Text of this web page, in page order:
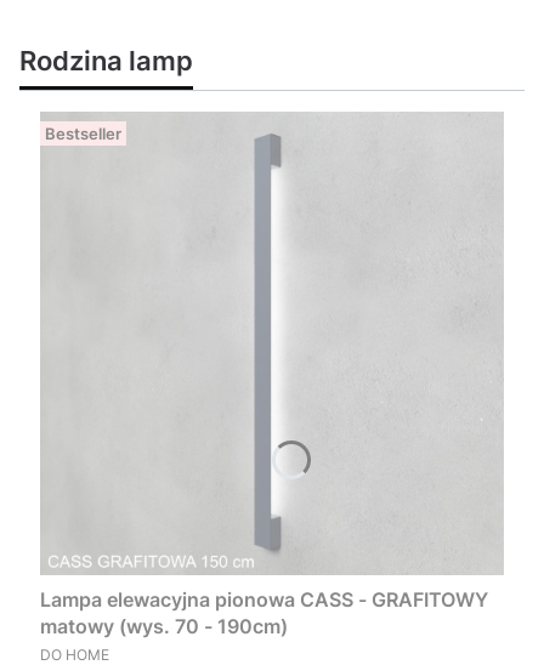
Rodzina lamp
Bestseller
Lampa elewacyjna pionowa CASS - GRAFITOWY
matowy (wys. 70 - 190cm)
PRODUCENT
DO HOME